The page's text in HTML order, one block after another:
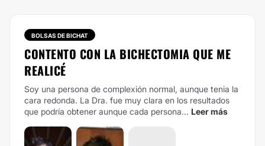
BOLSAS DE BICHAT
CONTENTO CON LA BICHECTOMIA QUE ME
REALICÉ
Soy una persona de complexión normal, aunque tenia la
cara redonda. La Dra. fue muy clara en los resultados
que podría obtener aunque cada persona... Leer más